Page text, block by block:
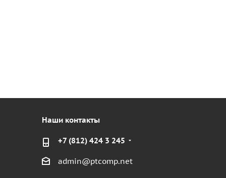
Наши контакты
+7 (812) 424 3 245
admin@ptcomp.net